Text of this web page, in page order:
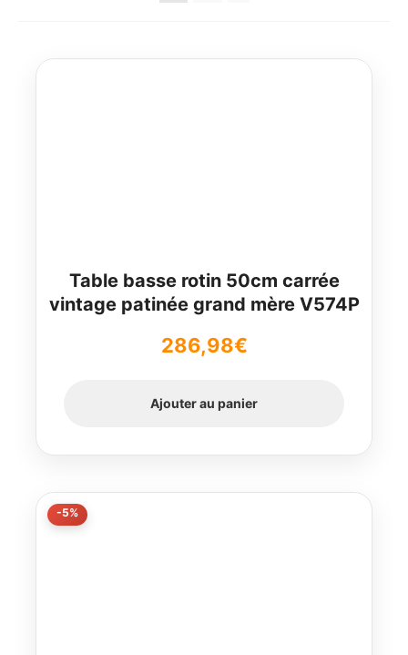
Table basse rotin 50cm carrée
vintage patinée grand mère V574P
286,98€
Ajouter au panier
-5%